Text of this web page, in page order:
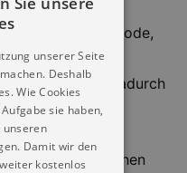
sokratische Methode,
und in der
Dadurch
der Mut zum
von oberflächlichen
unserer Seite
Deshalb
Wie Cookies
sie haben,
unseren
Damit wir den
kostenlos